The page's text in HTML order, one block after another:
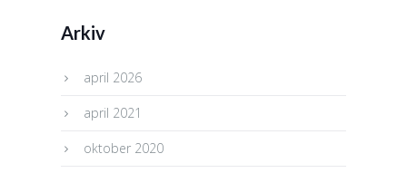
Arkiv
april 2026
april 2021
oktober 2020